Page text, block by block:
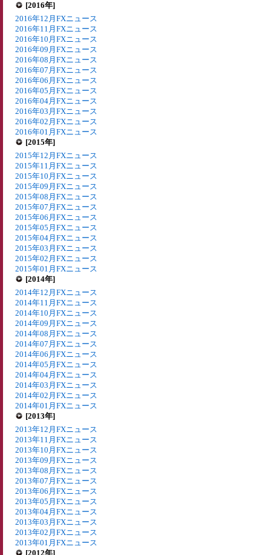
[2016年]
2016年12月FXニュース
2016年11月FXニュース
2016年10月FXニュース
2016年09月FXニュース
2016年08月FXニュース
2016年07月FXニュース
2016年06月FXニュース
2016年05月FXニュース
2016年04月FXニュース
2016年03月FXニュース
2016年02月FXニュース
2016年01月FXニュース
[2015年]
2015年12月FXニュース
2015年11月FXニュース
2015年10月FXニュース
2015年09月FXニュース
2015年08月FXニュース
2015年07月FXニュース
2015年06月FXニュース
2015年05月FXニュース
2015年04月FXニュース
2015年03月FXニュース
2015年02月FXニュース
2015年01月FXニュース
[2014年]
2014年12月FXニュース
2014年11月FXニュース
2014年10月FXニュース
2014年09月FXニュース
2014年08月FXニュース
2014年07月FXニュース
2014年06月FXニュース
2014年05月FXニュース
2014年04月FXニュース
2014年03月FXニュース
2014年02月FXニュース
2014年01月FXニュース
[2013年]
2013年12月FXニュース
2013年11月FXニュース
2013年10月FXニュース
2013年09月FXニュース
2013年08月FXニュース
2013年07月FXニュース
2013年06月FXニュース
2013年05月FXニュース
2013年04月FXニュース
2013年03月FXニュース
2013年02月FXニュース
2013年01月FXニュース
[2012年]